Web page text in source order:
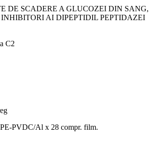
DE SCADERE A GLUCOZEI DIN SANG,
AI DIPEPTIDIL PEPTIDAZEI
C2
PVDC/Al x 28 compr. film.